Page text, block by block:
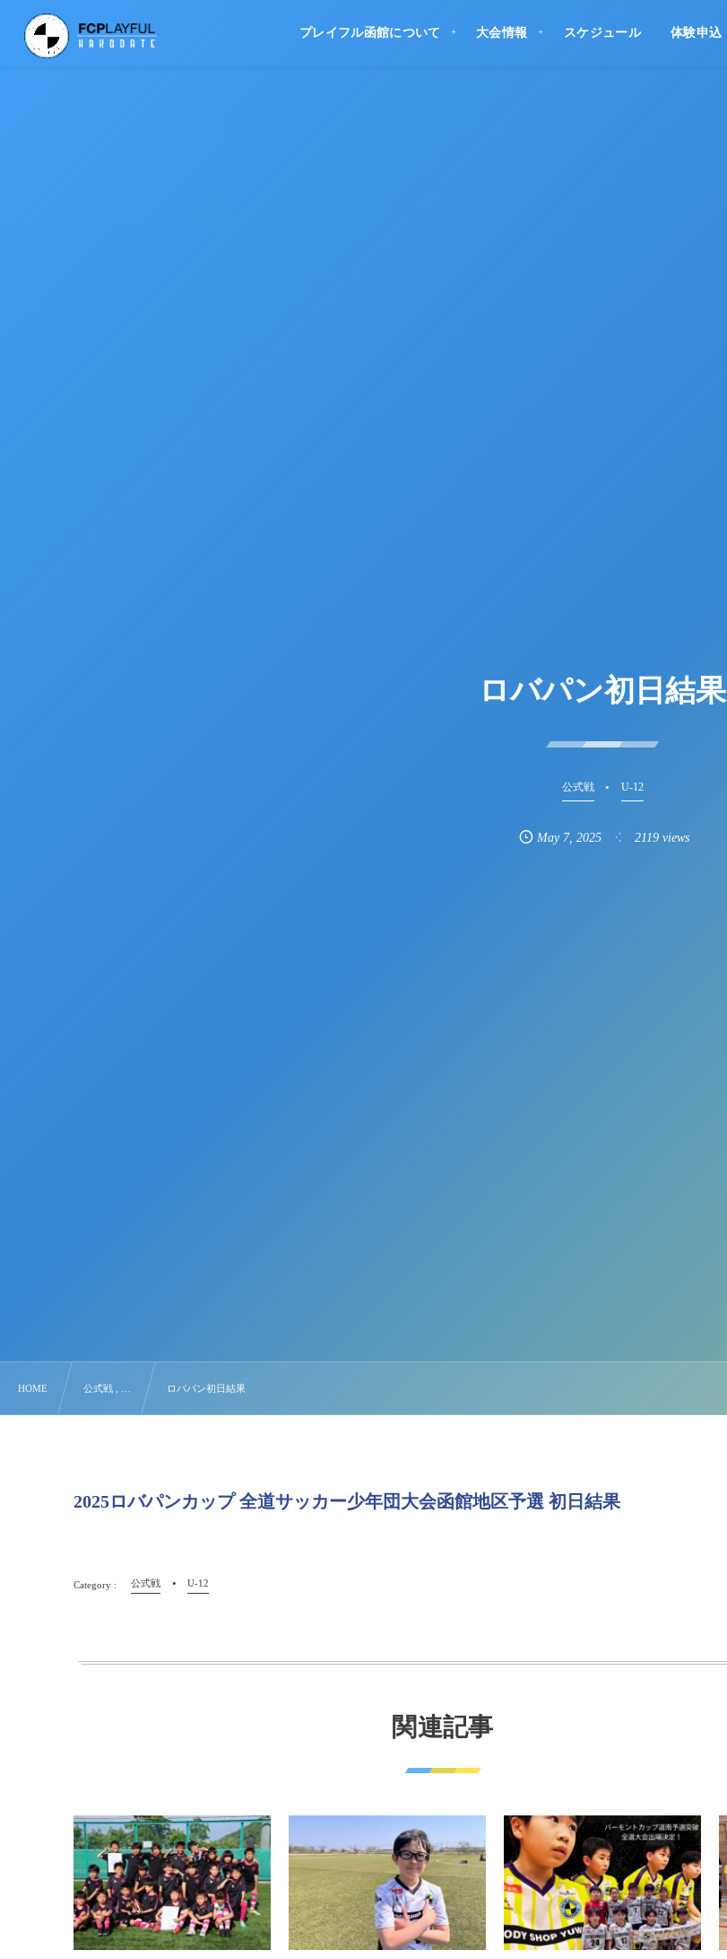
プレイフル函館について 大会情報 スケジュール 体験申込
ロバパン初日結果
公式戦 U-12
May 7, 2025 2119 views
HOME 公式戦 , … ロバパン初日結果
2025ロバパンカップ 全道サッカー少年団大会函館地区予選 初日結果
公式戦 U-12
関連記事